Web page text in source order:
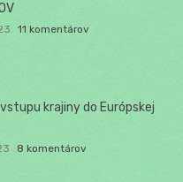
11 komentárov
krajiny do Európskej
8 komentárov